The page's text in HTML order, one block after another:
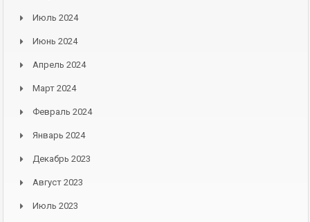
Июль 2024
Июнь 2024
Апрель 2024
Март 2024
Февраль 2024
Январь 2024
Декабрь 2023
Август 2023
Июль 2023